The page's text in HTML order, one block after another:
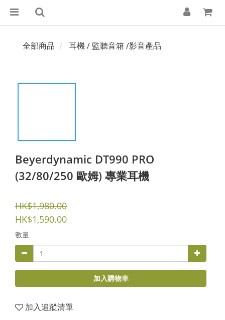
全部商品 耳機 / 監聽音箱 /影音產品
Beyerdynamic DT990 PRO
(32/80/250 歐姆) 專業耳機
HK$1,980.00
HK$1,590.00
數量
加入購物車
加入追蹤清單